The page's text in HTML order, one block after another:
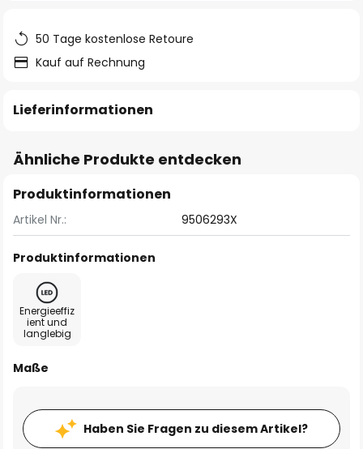
50 Tage kostenlose Retoure
Kauf auf Rechnung
Lieferinformationen
Ähnliche Produkte entdecken
Produktinformationen
Artikel Nr.: 9506293X
Produktinformationen
Energieeffiz
ient und
langlebig
Maße
Haben Sie Fragen zu diesem Artikel?